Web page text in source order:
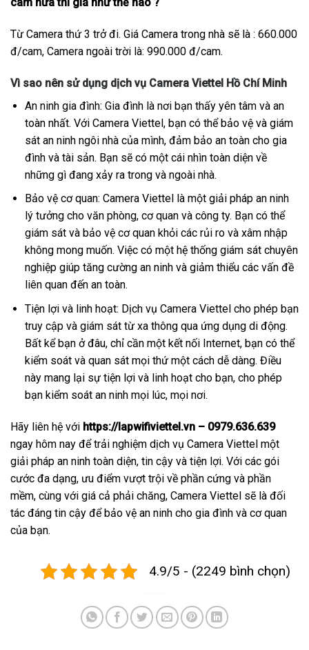
Từ Camera thứ 3 trở đi. Giá Camera trong nhà sẽ là : 660.000
đ/cam, Camera ngoài trời là: 990.000 đ/cam.
Vì sao nên sử dụng dịch vụ Camera Viettel Hồ Chí Minh
An ninh gia đình: Gia đình là nơi bạn thấy yên tâm và an
toàn nhất. Với Camera Viettel, bạn có thể bảo vệ và giám
sát an ninh ngôi nhà của mình, đảm bảo an toàn cho gia
đình và tài sản. Bạn sẽ có một cái nhìn toàn diện về
những gì đang xảy ra trong và ngoài nhà.
Bảo vệ cơ quan: Camera Viettel là một giải pháp an ninh
lý tưởng cho văn phòng, cơ quan và công ty. Bạn có thể
giám sát và bảo vệ cơ quan khỏi các rủi ro và xâm nhập
không mong muốn. Việc có một hệ thống giám sát chuyên
nghiệp giúp tăng cường an ninh và giảm thiểu các vấn đề
liên quan đến an toàn.
Tiện lợi và linh hoạt: Dịch vụ Camera Viettel cho phép bạn
truy cập và giám sát từ xa thông qua ứng dụng di động.
Bất kể bạn ở đâu, chỉ cần một kết nối Internet, bạn có thể
kiểm soát và quan sát mọi thứ một cách dễ dàng. Điều
này mang lại sự tiện lợi và linh hoạt cho bạn, cho phép
bạn kiểm soát an ninh mọi lúc, mọi nơi.
Hãy liên hệ với https://lapwifiviettel.vn – 0979.636.639
ngay hôm nay để trải nghiệm dịch vụ Camera Viettel một
giải pháp an ninh toàn diện, tin cậy và tiện lợi. Với các gói
cước đa dạng, ưu điểm vượt trội về phần cứng và phần
mềm, cùng với giá cả phải chăng, Camera Viettel sẽ là đối
tác đáng tin cậy để bảo vệ an ninh cho gia đình và cơ quan
của bạn.
4.9/5 - (2249 bình chọn)